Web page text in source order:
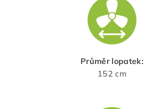
Průměr lopatek:
152 cm